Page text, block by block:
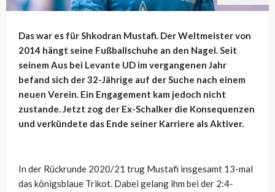
Das war es für Shkodran Mustafi. Der Weltmeister von
2014 hängt seine Fußballschuhe an den Nagel. Seit
seinem Aus bei Levante UD im vergangenen Jahr
befand sich der 32-Jährige auf der Suche nach einem
neuen Verein. Ein Engagement kam jedoch nicht
zustande. Jetzt zog der Ex-Schalker die Konsequenzen
und verkündete das Ende seiner Karriere als Aktiver.
In der Rückrunde 2020/21 trug Mustafi insgesamt 13-mal
das königsblaue Trikot. Dabei gelang ihm bei der 2:4-